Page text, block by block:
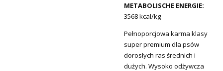
METABOLISCHE ENERGIE:
3568 kcal/kg
Pełnoporcjowa karma klasy
super premium dla psów
dorosłych ras średnich i
dużych. Wysoko odżywcza